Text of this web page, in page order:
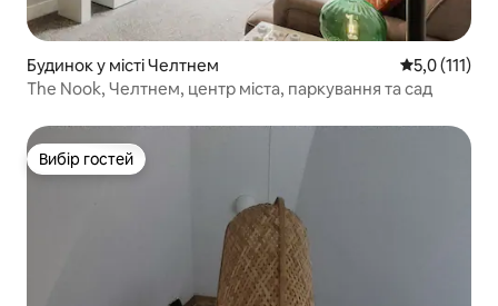
Будинок у місті Челтнем Середня
5,0 (111)
The Nook, Челтнем, центр міста, паркування та сад
Вибір гостей
Вибір гостей